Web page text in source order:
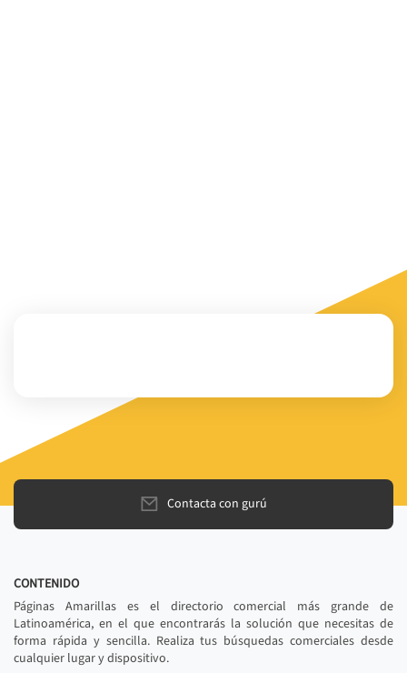
Contacta con gurú
CONTENIDO
Páginas Amarillas es el directorio comercial más grande de
Latinoamérica, en el que encontrarás la solución que necesitas de
forma rápida y sencilla. Realiza tus búsquedas comerciales desde
cualquier lugar y dispositivo.